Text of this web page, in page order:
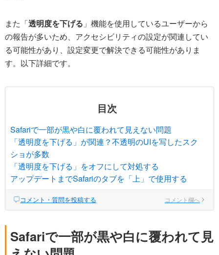
また「透明度を下げる 」機能を使用しているユーザーから
の報告が多いため、アクセシビリティの設定が関連してい
る可能性があり、設定変更で解決できる可能性がありま
す。以下詳細です。
目次
Safariで一部が黒や白に覆われて見えない問題
「透明度を下げる」が関連？不透明のUIを写したスク
ショが多数
「透明度を下げる」をオフにして対処する
アップデートまでSafariのタブを「上」で使用する
コメント・質問を投稿する コメント欄へ
Safariで一部が黒や白に覆われて見